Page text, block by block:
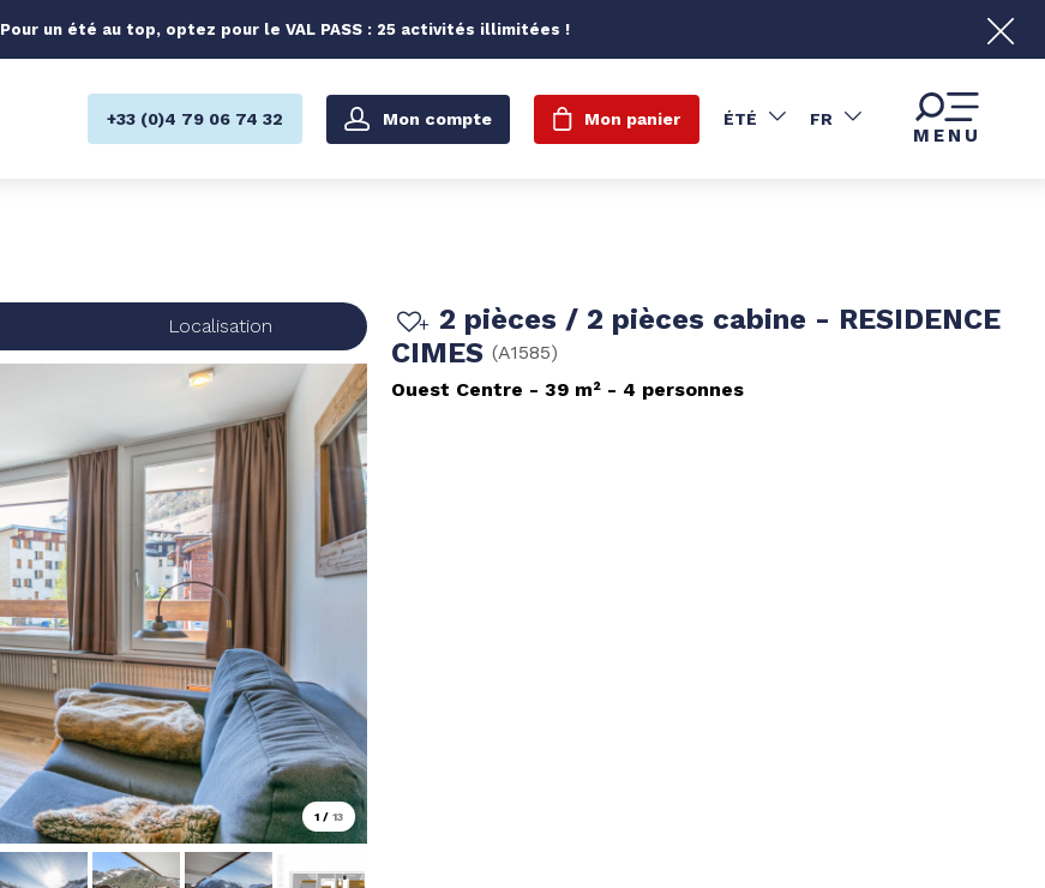
Pour un été au top, optez pour le VAL PASS : 25 activités illimitées !
+33 (0)4 79 06 74 32 Mon compte Mon panier ÉTÉ FR
MENU
Localisation
1 / 13
2 pièces / 2 pièces cabine - RESIDENCE
CIMES (A1585)
Ouest Centre
39 m² 4 personnes